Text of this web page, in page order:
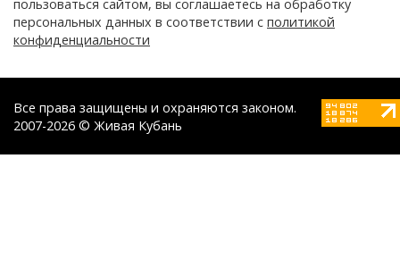
пользоваться сайтом, вы соглашаетесь на обработку
персональных данных в соответствии с политикой
конфиденциальности
Все права защищены и охраняются законом.
2007-2026 © Живая Кубань